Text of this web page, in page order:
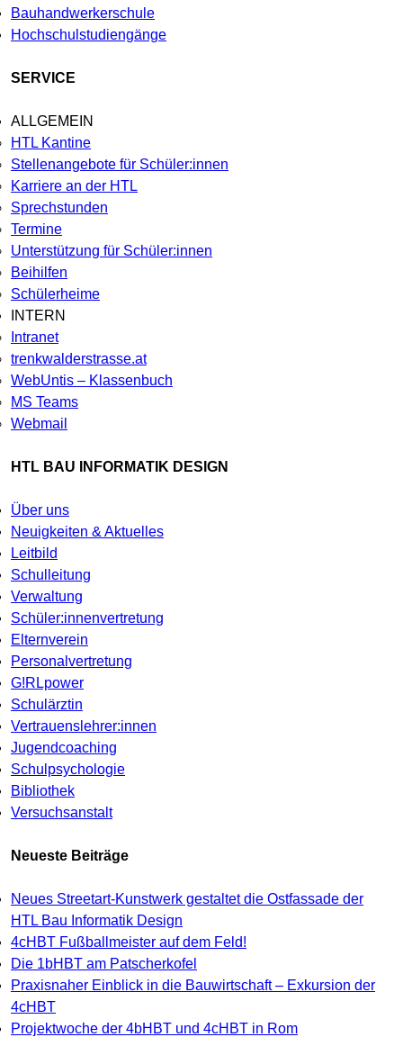
Bauhandwerkerschule
Hochschulstudiengänge
SERVICE
ALLGEMEIN
HTL Kantine
Stellenangebote für Schüler:innen
Karriere an der HTL
Sprechstunden
Termine
Unterstützung für Schüler:innen
Beihilfen
Schülerheime
INTERN
Intranet
trenkwalderstrasse.at
WebUntis – Klassenbuch
MS Teams
Webmail
HTL BAU INFORMATIK DESIGN
Über uns
Neuigkeiten & Aktuelles
Leitbild
Schulleitung
Verwaltung
Schüler:innenvertretung
Elternverein
Personalvertretung
G!RLpower
Schulärztin
Vertrauenslehrer:innen
Jugendcoaching
Schulpsychologie
Bibliothek
Versuchsanstalt
Neueste Beiträge
Neues Streetart-Kunstwerk gestaltet die Ostfassade der
HTL Bau Informatik Design
4cHBT Fußballmeister auf dem Feld!
Die 1bHBT am Patscherkofel
Praxisnaher Einblick in die Bauwirtschaft – Exkursion der
4cHBT
Projektwoche der 4bHBT und 4cHBT in Rom